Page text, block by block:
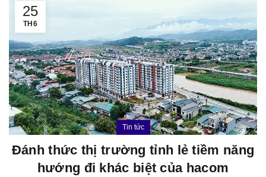
25
TH6
Tin tức
Đánh thức thị trường tỉnh lẻ tiềm năng
hướng đi khác biệt của hacom